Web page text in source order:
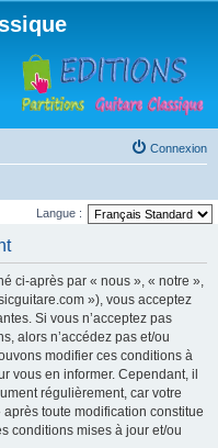
Connexion
Langue :
ci-après par « nous », « notre »,
»), vous acceptez
Si vous n’acceptez pas
alors n’accédez pas et/ou
modifier ces conditions à
vous en informer. Cependant, il
régulièrement, car votre
toute modification constitue
conditions mises à jour et/ou